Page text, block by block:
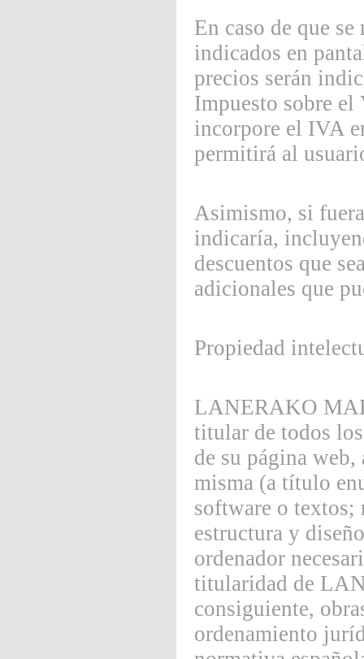
En caso de que
indicados en
precios serán
Impuesto sobre
incorpore el IVA
permitirá al
Asimismo, si
indicaría,
descuentos que
adicionales que
Propiedad
LANERAKO
titular de todos
de su página
misma (a título
software o textos;
estructura y
ordenador
titularidad de
consiguiente,
ordenamiento